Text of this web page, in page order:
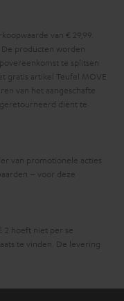
van € 29,99.
producten worden
te splitsen
gratis artikel Teufel MOVE
van het aangeschafte
dient te
van promotionele acties
– voor deze
2 hoeft niet per se
te vinden. De levering